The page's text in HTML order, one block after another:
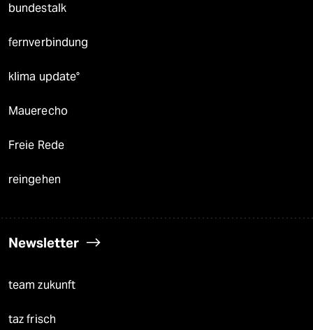
bundestalk
fernverbindung
klima update°
Mauerecho
Freie Rede
reingehen
Newsletter
team zukunft
taz frisch